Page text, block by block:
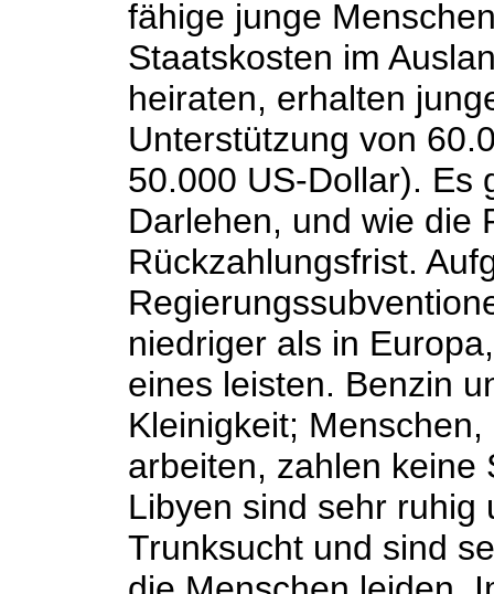
fähige junge
Staatskosten im
heiraten, erhalten
Unterstützung von
50.000 US-Dollar). Es
Darlehen, und wie die
Rückzahlungsfrist.
niedriger als in
eines leisten. Benzin
Kleinigkeit;
arbeiten, zahlen keine
Libyen sind sehr ruhig
Trunksucht und sind